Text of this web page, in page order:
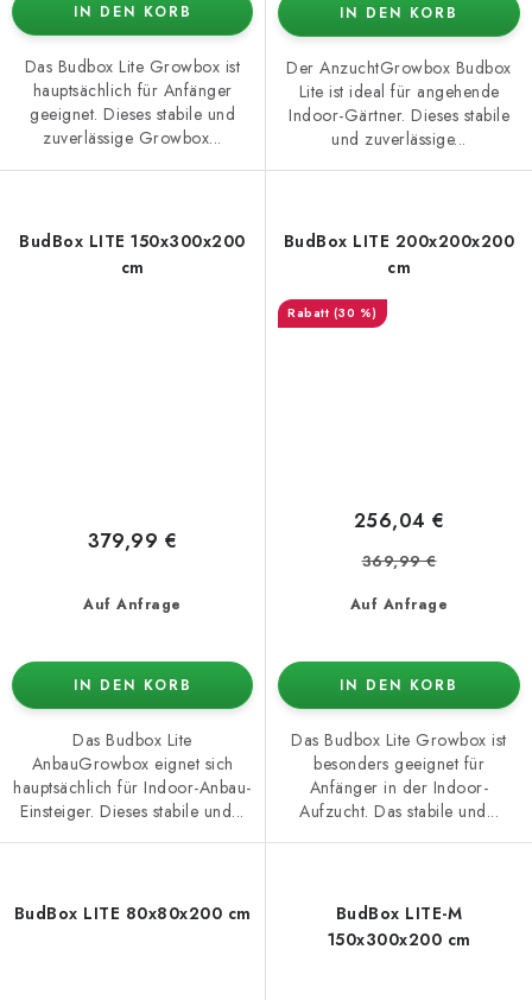
IN DEN KORB
Das Budbox Lite Growbox ist
hauptsächlich für Anfänger
geeignet. Dieses stabile und
zuverlässige Growbox...
IN DEN KORB
Der AnzuchtGrowbox Budbox
Lite ist ideal für angehende
Indoor-Gärtner. Dieses stabile
und zuverlässige...
BudBox LITE 150x300x200
cm
Auf Anfrage
379,99 €
IN DEN KORB
Das Budbox Lite
AnbauGrowbox eignet sich
hauptsächlich für Indoor-Anbau-
Einsteiger. Dieses stabile und...
BudBox LITE 200x200x200
cm
(30 %)
Auf Anfrage
256,04 €
369,99 €
IN DEN KORB
Das Budbox Lite Growbox ist
besonders geeignet für
Anfänger in der Indoor-
Aufzucht. Das stabile und...
BudBox LITE 80x80x200 cm
BudBox LITE-M
150x300x200 cm